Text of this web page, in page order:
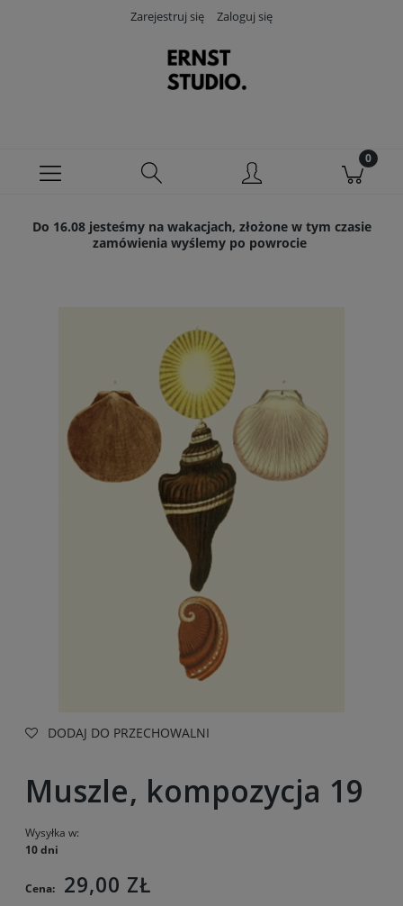
Zarejestruj się Zaloguj się
Do 16.08 jesteśmy na wakacjach, złożone w tym czasie
zamówienia wyślemy po powrocie
DODAJ DO PRZECHOWALNI
Muszle, kompozycja 19
Wysyłka w:
10 dni
Cena: 29,00 ZŁ